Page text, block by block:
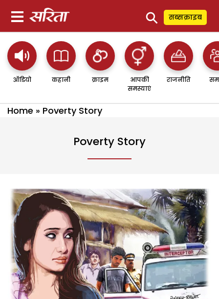
⚲ सब्सक्राइब
ऑडियो कहानी क्राइम
आपकी
समस्याएं
राजनीति
Home » Poverty Story
Poverty Story